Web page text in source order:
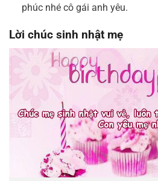
phúc nhé cô gái anh yêu.
Lời chúc sinh nhật mẹ